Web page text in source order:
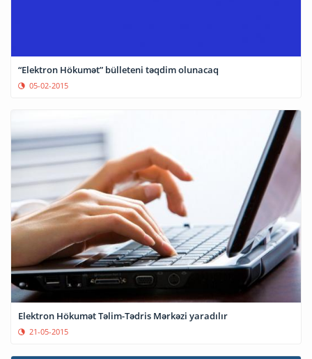
“Elektron Hökumət” bülleteni təqdim olunacaq
05-02-2015
Elektron Hökumət Təlim-Tədris Mərkəzi yaradılır
21-05-2015